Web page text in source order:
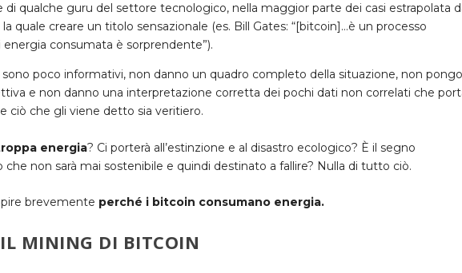
di qualche guru del settore tecnologico, nella maggior parte dei casi estrapolata
quale creare un titolo sensazionale (es. Bill Gates: “[bitcoin]…è un processo
consumata è sorprendente”).
poco informativi, non danno un quadro completo della situazione, non
e non danno una interpretazione corretta dei pochi dati non correlati che
ciò che gli viene detto sia veritiero.
energia? Ci porterà all’estinzione e al disastro ecologico? È il segno
non sarà mai sostenibile e quindi destinato a fallire? Nulla di tutto ciò.
brevemente perché i bitcoin consumano energia.
MINING DI BITCOIN